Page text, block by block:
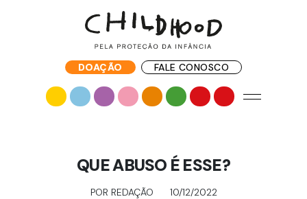
DOAÇÃO FALE CONOSCO
QUE ABUSO É ESSE?
POR REDAÇÃO 10/12/2022